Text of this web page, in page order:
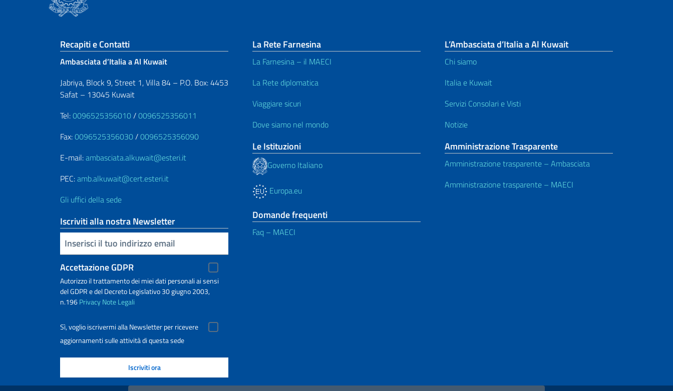
Sezione footer
Recapiti e Contatti
Ambasciata d’Italia a Al Kuwait
Jabriya, Block 9, Street 1, Villa 84 – P.O. Box: 4453
Safat – 13045 Kuwait
Tel:0096525356010/0096525356011
Fax:0096525356030/0096525356090
E-mail:ambasciata.alkuwait@esteri.it
PEC:amb.alkuwait@cert.esteri.it
Gli uffici della sede
Iscriviti alla nostra Newsletter
Inserisci la tua email
Accettazione GDPR
Autorizzo il trattamento dei miei dati personali ai sensi
del GDPR e del Decreto Legislativo 30 giugno 2003,
n.196PrivacyNote Legali
Sì, voglio iscrivermi alla Newsletter per ricevere
aggiornamenti sulle attività di questa sede
La Rete Farnesina
La Farnesina – il MAECI
La Rete diplomatica
Viaggiare sicuri
Dove siamo nel mondo
Le Istituzioni
Governo Italiano
Europa.eu
Domande frequenti
Faq – MAECI
L’Ambasciata d’Italia a Al Kuwait
Chi siamo
Italia e Kuwait
Servizi Consolari e Visti
Notizie
Amministrazione Trasparente
Amministrazione trasparente – Ambasciata
Amministrazione trasparente – MAECI